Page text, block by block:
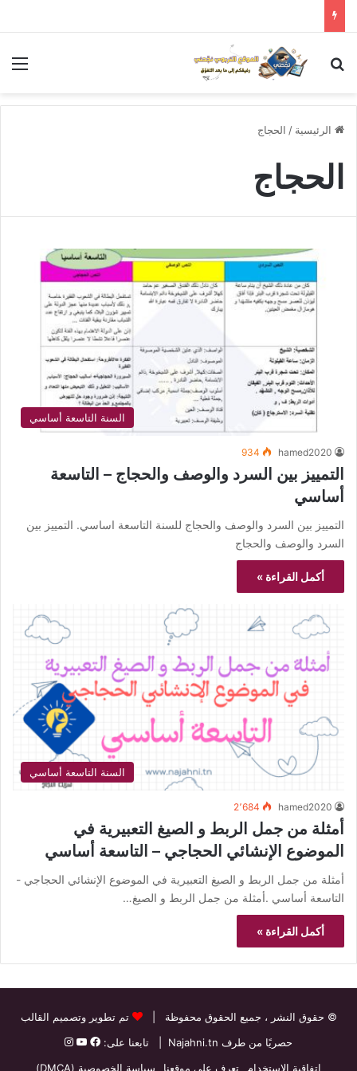
بحث عن
الرئيسية / الحجاج
الحجاج
السنة التاسعة أساسي
hamed2020
934
التمييز بين السرد والوصف والحجاج – التاسعة
أساسي
التمييز بين السرد والوصف والحجاج للسنة التاسعة اساسي. التمييز بين
السرد والوصف والحجاج
أكمل القراءة »
السنة التاسعة أساسي
hamed2020 2٬684
أمثلة من جمل الربط و الصيغ التعبيرية في
الموضوع الإنشائي الحجاجي – التاسعة أساسي
أمثلة من جمل الربط و الصيغ التعبيرية في الموضوع الإنشائي الحجاجي -
التاسعة أساسي .أمثلة من جمل الربط و الصيغ…
أكمل القراءة »
© حقوق النشر ، جميع الحقوق محفوظة |
تم تطوير وتصميم القالب
حصريًا من طرف Najahni.tn | تابعنا على:
اتفاقية الاستخدام
تعرف على موقعنا سياسة الخصوصية (DMCA)